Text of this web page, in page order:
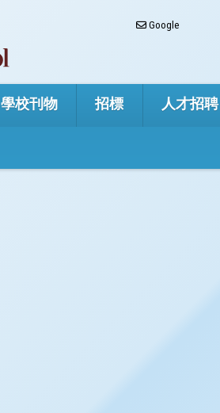
Google
學校刊物 招標 人才招聘